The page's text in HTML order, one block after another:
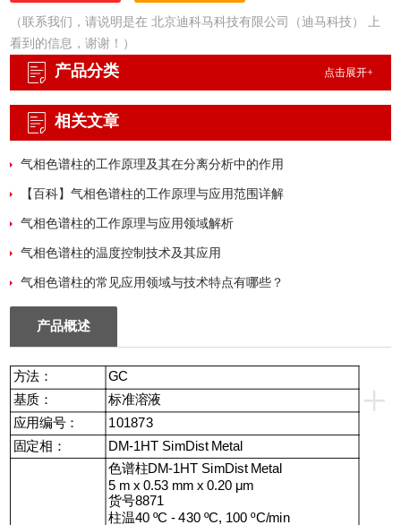
样品C10 - C100, 1% 二硫化碳
流速20 mL/min
进样方式PTV 进样, 0.2
（联系我们，请说明是在 北京迪科马科技有限公司（迪马科技） 上
看到的信息，谢谢！）
产品分类 点击展开+
相关文章
气相色谱柱的工作原理及其在分离分析中的作用
【百科】气相色谱柱的工作原理与应用范围详解
气相色谱柱的工作原理与应用领域解析
气相色谱柱的温度控制技术及其应用
气相色谱柱的常见应用领域与技术特点有哪些？
产品概述
+
方法：
GC
基质：
标准溶液
应用编号： 101873
固定相： DM-1HT SimDist Metal
色谱柱DM-1HT SimDist Metal
5 m x 0.53 mm x 0.20 μm
货号8871
柱温40 ºC - 430 ºC, 100 ºC/min